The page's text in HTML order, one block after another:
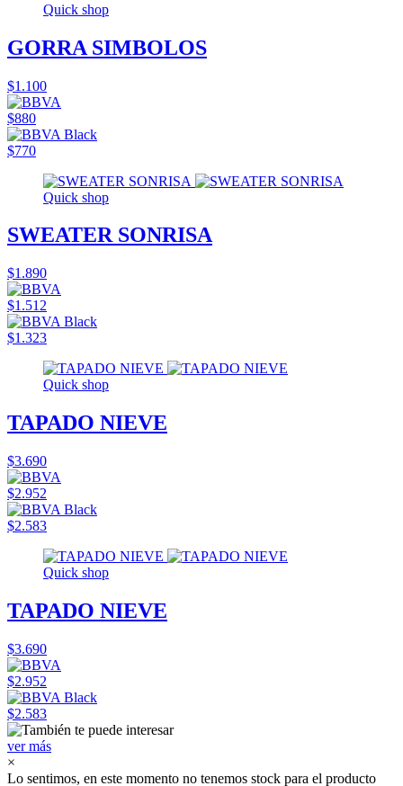
Quick shop
GORRA SIMBOLOS
$1.100
$880
$770
Quick shop
SWEATER SONRISA
$1.890
$1.512
$1.323
Quick shop
TAPADO NIEVE
$3.690
$2.952
$2.583
Quick shop
TAPADO NIEVE
$3.690
$2.952
$2.583
ver más
×
Lo sentimos, en este momento no tenemos stock para el producto